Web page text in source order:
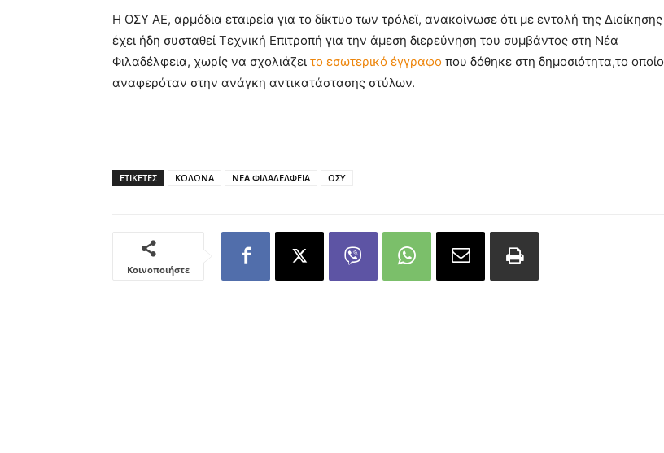
Η ΟΣΥ ΑΕ, αρμόδια εταιρεία για το δίκτυο των τρόλεϊ, ανακοίνωσε ότι με εντολή της Διοίκησης
έχει ήδη συσταθεί Τεχνική Επιτροπή για την άμεση διερεύνηση του συμβάντος στη Νέα
Φιλαδέλφεια, χωρίς να σχολιάζει το εσωτερικό έγγραφο που δόθηκε στη δημοσιότητα,το οποίο
αναφερόταν στην ανάγκη αντικατάστασης στύλων.
ΕΤΙΚΕΤΕΣ ΚΟΛΩΝΑ ΝΕΑ ΦΙΛΑΔΕΛΦΕΙΑ ΟΣΥ
Κοινοποιήστε